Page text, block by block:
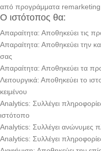
από προγράμματα remarketing
Ο ιστότοπος θα:
Απαραίτητα: Αποθηκεύει τις
Απαραίτητα: Αποθηκεύει την
σας
Απαραίτητα: Αποθηκεύει τα
Λειτουργικά: Αποθηκεύει το
κειμένου
Analytics: Συλλέγει
ιστότοπο
Analytics: Συλλέγει ανώνυμες
Analytics: Συλλέγει